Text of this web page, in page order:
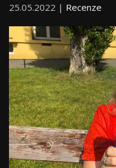
25.05.2022 | Recenze